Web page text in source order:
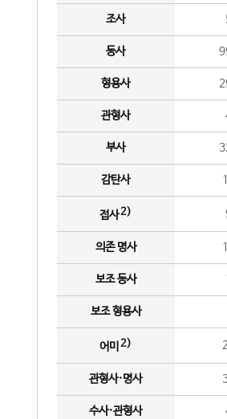
조사
동사
형용사
관형사
부사
감탄사
접사2)
의존 명사
보조 동사
보조 형용사
어미 2)
관형사·명사
수사·관형사